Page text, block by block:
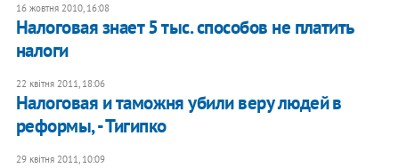
16 жовтня 2010, 16:08
Налоговая знает 5 тыс. способов не платить
налоги
22 квітня 2011, 18:06
Налоговая и таможня убили веру людей в
реформы, - Тигипко
29 квітня 2011, 10:09